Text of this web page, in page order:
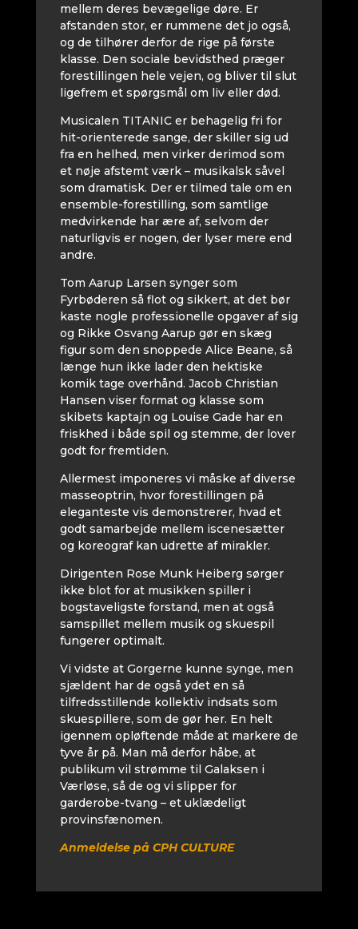
mellem deres bevægelige døre. Er
afstanden stor, er rummene det jo også,
og de tilhører derfor de rige på første
klasse. Den sociale bevidsthed præger
forestillingen hele vejen, og bliver til slut
ligefrem et spørgsmål om liv eller død.
Musicalen TITANIC er behagelig fri for
hit-orienterede sange, der skiller sig ud
fra en helhed, men virker derimod som
et nøje afstemt værk – musikalsk såvel
som dramatisk. Der er tilmed tale om en
ensemble-forestilling, som samtlige
medvirkende har ære af, selvom der
naturligvis er nogen, der lyser mere end
andre.
Tom Aarup Larsen synger som
Fyrbøderen så flot og sikkert, at det bør
kaste nogle professionelle opgaver af sig
og Rikke Osvang Aarup gør en skæg
figur som den snoppede Alice Beane, så
længe hun ikke lader den hektiske
komik tage overhånd. Jacob Christian
Hansen viser format og klasse som
skibets kaptajn og Louise Gade har en
friskhed i både spil og stemme, der lover
godt for fremtiden.
Allermest imponeres vi måske af diverse
masseoptrin, hvor forestillingen på
eleganteste vis demonstrerer, hvad et
godt samarbejde mellem iscenesætter
og koreograf kan udrette af mirakler.
Dirigenten Rose Munk Heiberg sørger
ikke blot for at musikken spiller i
bogstaveligste forstand, men at også
samspillet mellem musik og skuespil
fungerer optimalt.
Vi vidste at Gorgerne kunne synge, men
sjældent har de også ydet en så
tilfredsstillende kollektiv indsats som
skuespillere, som de gør her. En helt
igennem opløftende måde at markere de
tyve år på. Man må derfor håbe, at
publikum vil strømme til Galaksen i
Værløse, så de og vi slipper for
garderobe-tvang – et uklædeligt
provinsfænomen.
Anmeldelse på CPH CULTURE